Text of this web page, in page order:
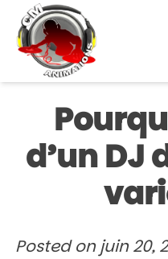
content
d’un DJ
Posted onjuin 20,